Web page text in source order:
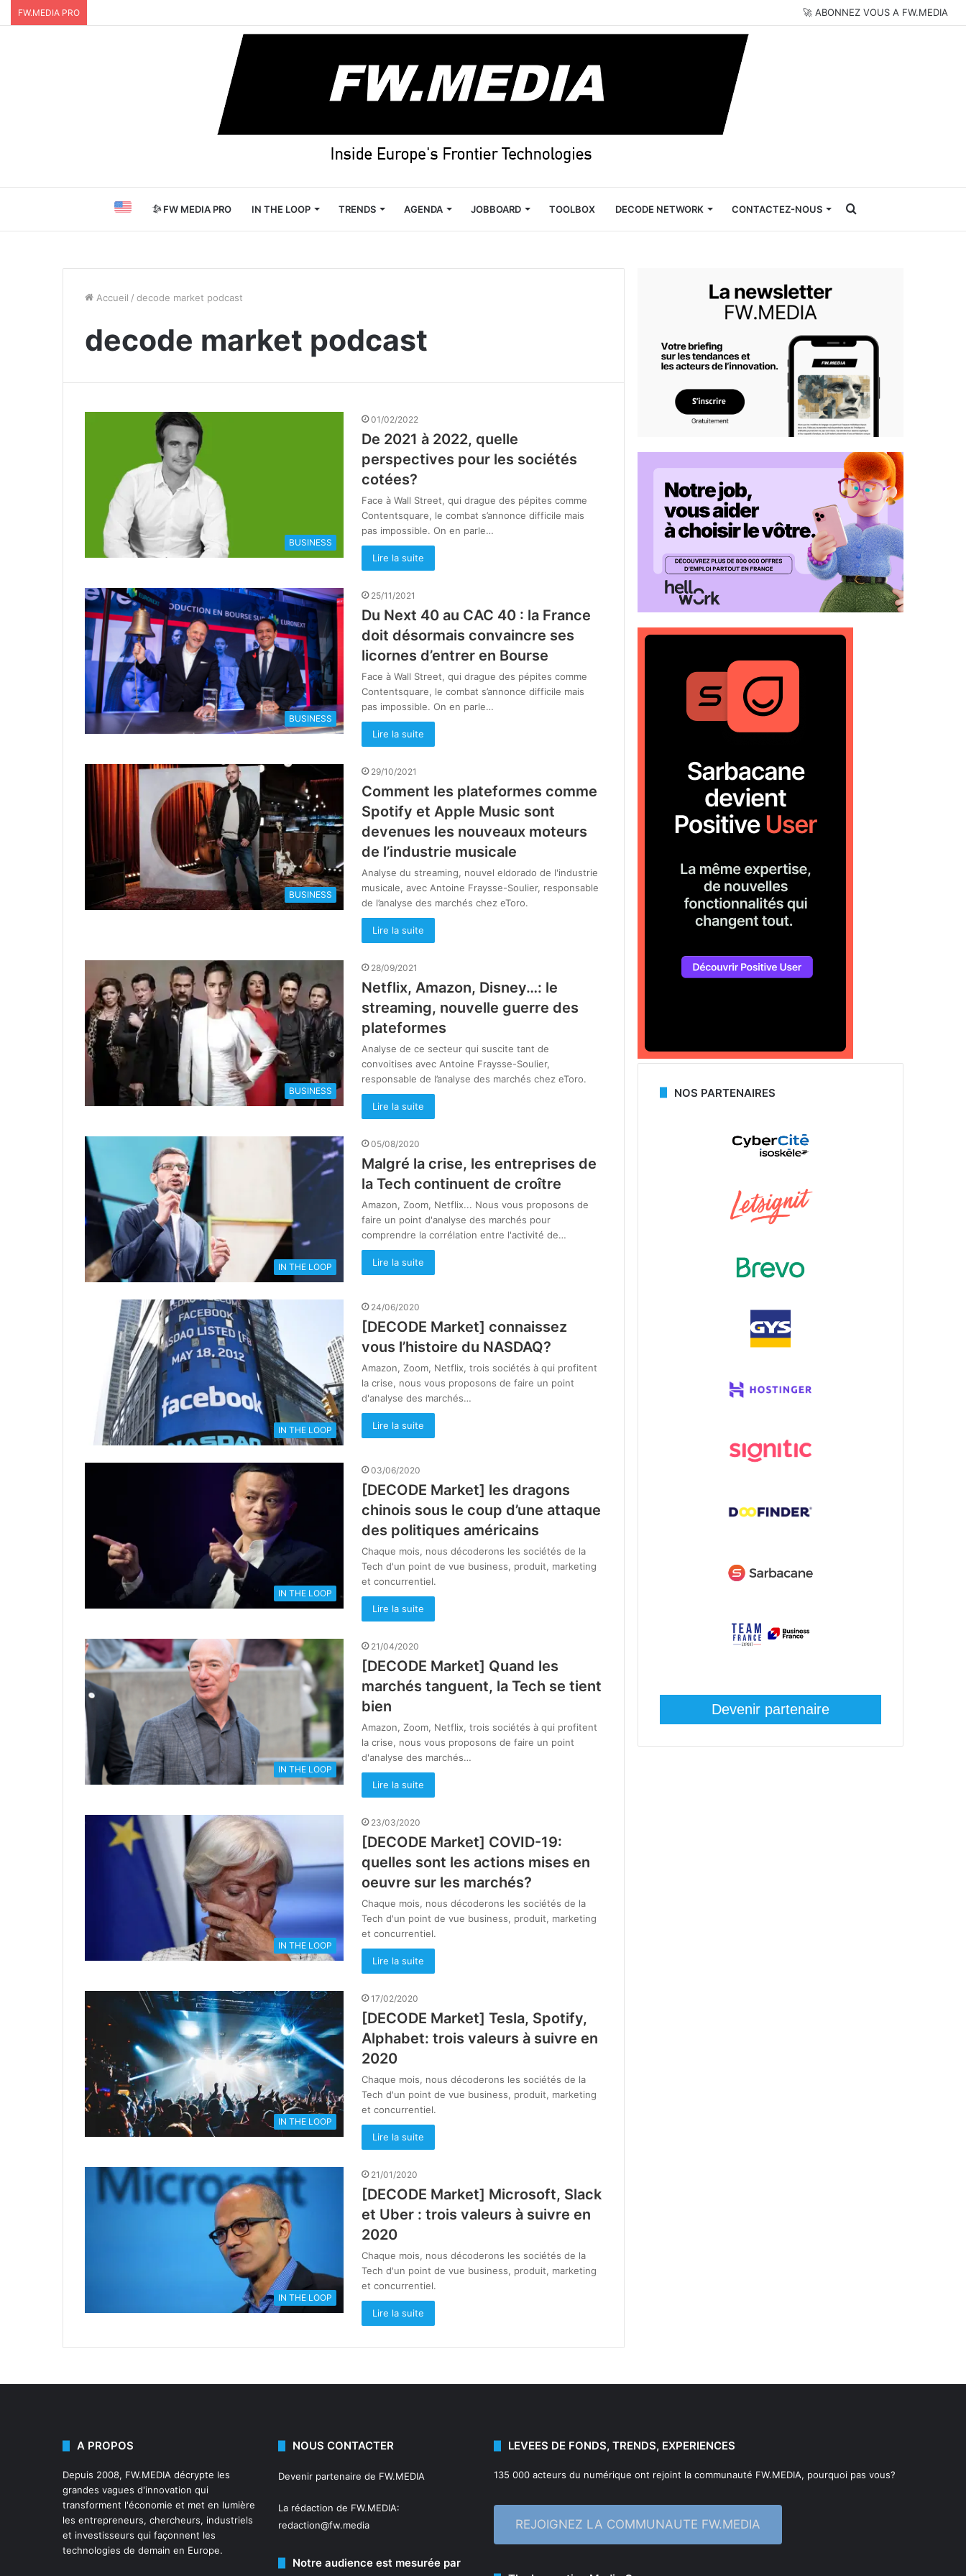
FW.MEDIA PRO 🚀 ABONNEZ VOUS A FW.MEDIA
FW MEDIA PRO IN THE LOOP TRENDS AGENDA JOBBOARD TOOLBOX DECODE NETWORK CONTACTEZ-NOUS Rechercher
Accueil / decode market podcast
decode market podcast
BUSINESS
01/02/2022
De 2021 à 2022, quelle
perspectives pour les sociétés
cotées?
Face à Wall Street, qui drague des pépites comme
Contentsquare, le combat s’annonce difficile mais
pas impossible. On en parle…
Lire la suite
BUSINESS
25/11/2021
Du Next 40 au CAC 40 : la France
doit désormais convaincre ses
licornes d’entrer en Bourse
Face à Wall Street, qui drague des pépites comme
Contentsquare, le combat s’annonce difficile mais
pas impossible. On en parle…
Lire la suite
BUSINESS
29/10/2021
Comment les plateformes comme
Spotify et Apple Music sont
devenues les nouveaux moteurs
de l’industrie musicale
Analyse du streaming, nouvel eldorado de l'industrie
musicale, avec Antoine Fraysse-Soulier, responsable
de l’analyse des marchés chez eToro.
Lire la suite
BUSINESS
28/09/2021
Netflix, Amazon, Disney…: le
streaming, nouvelle guerre des
plateformes
Analyse de ce secteur qui suscite tant de
convoitises avec Antoine Fraysse-Soulier,
responsable de l’analyse des marchés chez eToro.
Lire la suite
IN THE LOOP
05/08/2020
Malgré la crise, les entreprises de
la Tech continuent de croître
Amazon, Zoom, Netflix... Nous vous proposons de
faire un point d'analyse des marchés pour
comprendre la corrélation entre l'activité de…
Lire la suite
IN THE LOOP
24/06/2020
[DECODE Market] connaissez
vous l’histoire du NASDAQ?
Amazon, Zoom, Netflix, trois sociétés à qui profitent
la crise, nous vous proposons de faire un point
d'analyse des marchés…
Lire la suite
IN THE LOOP
03/06/2020
[DECODE Market] les dragons
chinois sous le coup d’une attaque
des politiques américains
Chaque mois, nous décoderons les sociétés de la
Tech d'un point de vue business, produit, marketing
et concurrentiel.
Lire la suite
IN THE LOOP
21/04/2020
[DECODE Market] Quand les
marchés tanguent, la Tech se tient
bien
Amazon, Zoom, Netflix, trois sociétés à qui profitent
la crise, nous vous proposons de faire un point
d'analyse des marchés…
Lire la suite
IN THE LOOP
23/03/2020
[DECODE Market] COVID-19:
quelles sont les actions mises en
oeuvre sur les marchés?
Chaque mois, nous décoderons les sociétés de la
Tech d'un point de vue business, produit, marketing
et concurrentiel.
Lire la suite
IN THE LOOP
17/02/2020
[DECODE Market] Tesla, Spotify,
Alphabet: trois valeurs à suivre en
2020
Chaque mois, nous décoderons les sociétés de la
Tech d'un point de vue business, produit, marketing
et concurrentiel.
Lire la suite
IN THE LOOP
21/01/2020
[DECODE Market] Microsoft, Slack
et Uber : trois valeurs à suivre en
2020
Chaque mois, nous décoderons les sociétés de la
Tech d'un point de vue business, produit, marketing
et concurrentiel.
Lire la suite
NOS PARTENAIRES
Devenir partenaire
A PROPOS
Depuis 2008, FW.MEDIA décrypte les
grandes vagues d'innovation qui
transforment l'économie et met en lumière
les entrepreneurs, chercheurs, industriels
et investisseurs qui façonnent les
technologies de demain en Europe.
NOUS CONTACTER
Devenir partenaire de FW.MEDIA
La rédaction de FW.MEDIA:
redaction@fw.media
Notre audience est mesurée par
LEVEES DE FONDS, TRENDS, EXPERIENCES
135 000 acteurs du numérique ont rejoint la communauté FW.MEDIA, pourquoi pas vous?
REJOIGNEZ LA COMMUNAUTE FW.MEDIA